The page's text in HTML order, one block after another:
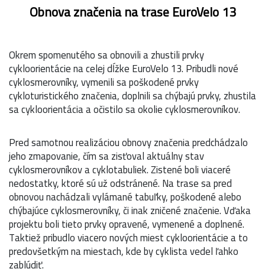
Obnova značenia na trase EuroVelo 13
Okrem spomenutého sa obnovili a zhustili prvky
cykloorientácie na celej dĺžke EuroVelo 13. Pribudli nové
cyklosmerovníky, vymenili sa poškodené prvky
cykloturistického značenia, doplnili sa chýbajú prvky, zhustila
sa cykloorientácia a očistilo sa okolie cyklosmerovníkov.
Pred samotnou realizáciou obnovy značenia predchádzalo
jeho zmapovanie, čím sa zisťoval aktuálny stav
cyklosmerovníkov a cyklotabuliek. Zistené boli viaceré
nedostatky, ktoré sú už odstránené. Na trase sa pred
obnovou nachádzali vylámané tabuľky, poškodené alebo
chýbajúce cyklosmerovníky, či inak zničené značenie. Vďaka
projektu boli tieto prvky opravené, vymenené a doplnené.
Taktiež pribudlo viacero nových miest cykloorientácie a to
predovšetkým na miestach, kde by cyklista vedel ľahko
zablúdiť.